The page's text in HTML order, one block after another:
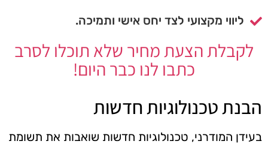
ליווי מקצועי לצד יחס אישי ותמיכה.
לקבלת הצעת מחיר שלא תוכלו לסרב
כתבו לנו כבר היום!
הבנת טכנולוגיות חדשות
בעידן המודרני, טכנולוגיות חדשות שואבות את תשומת